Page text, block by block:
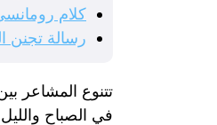
كلام
رسالة تجنن
تتنوع المشاعر
في الصباح